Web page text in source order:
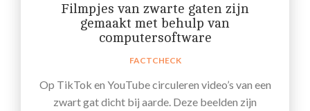
Filmpjes van zwarte gaten zijn
gemaakt met behulp van
computersoftware
FACTCHECK
Op TikTok en YouTube circuleren video’s van een
zwart gat dicht bij aarde. Deze beelden zijn